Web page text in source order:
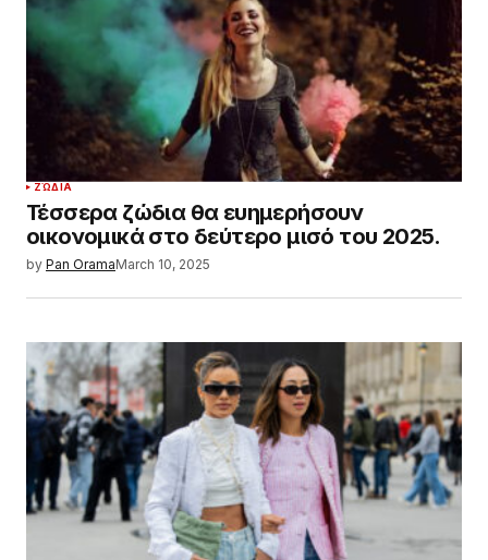
ΖΏΔΙΑ
Τέσσερα ζώδια θα ευημερήσουν
οικονομικά στο δεύτερο μισό του 2025.
by Pan OramaMarch 10, 2025